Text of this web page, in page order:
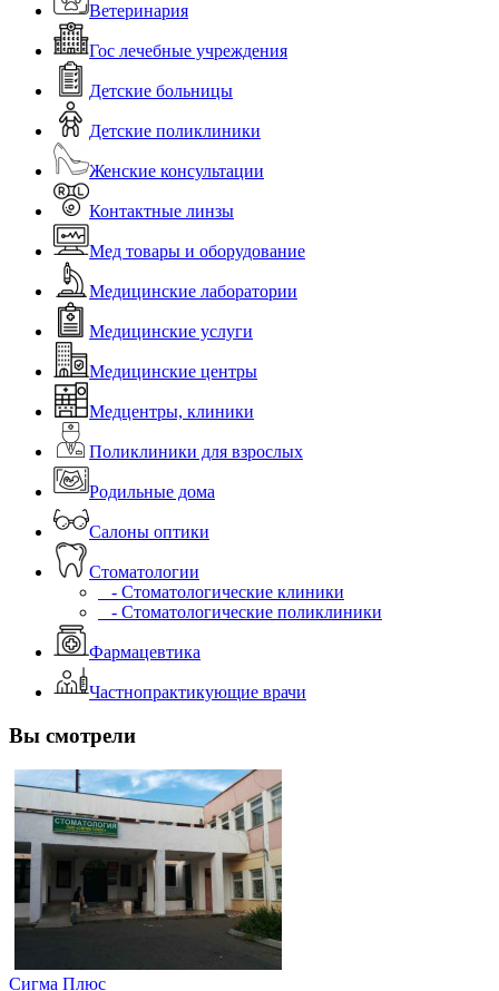
Ветеринария
Гос лечебные учреждения
Детские больницы
Детские поликлиники
Женские консультации
Контактные линзы
Мед товары и оборудование
Медицинские лаборатории
Медицинские услуги
Медицинские центры
Медцентры, клиники
Поликлиники для взрослых
Родильные дома
Салоны оптики
Стоматологии
- Стоматологические клиники
- Стоматологические поликлиники
Фармацевтика
Частнопрактикующие врачи
Вы смотрели
Сигма Плюс